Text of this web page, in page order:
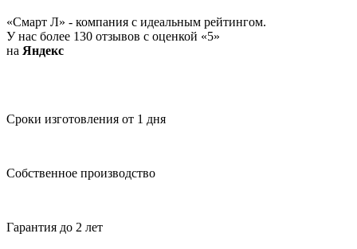
«Смарт Л» - компания с идеальным рейтингом.
У нас более 130 отзывов с оценкой «5»
на Яндекс
Сроки изготовления от 1 дня
Собственное производство
Гарантия до 2 лет